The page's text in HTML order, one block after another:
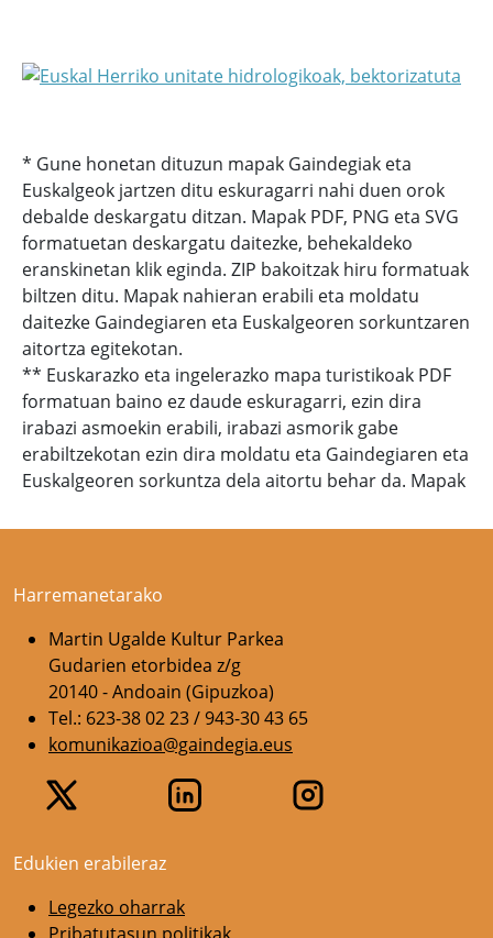
* Gune honetan dituzun mapak Gaindegiak eta
Euskalgeok jartzen ditu eskuragarri nahi duen orok
debalde deskargatu ditzan. Mapak PDF, PNG eta SVG
formatuetan deskargatu daitezke, behekaldeko
eranskinetan klik eginda. ZIP bakoitzak hiru formatuak
biltzen ditu. Mapak nahieran erabili eta moldatu
daitezke Gaindegiaren eta Euskalgeoren sorkuntzaren
aitortza egitekotan.
** Euskarazko eta ingelerazko mapa turistikoak PDF
formatuan baino ez daude eskuragarri, ezin dira
irabazi asmoekin erabili, irabazi asmorik gabe
erabiltzekotan ezin dira moldatu eta Gaindegiaren eta
Euskalgeoren sorkuntza dela aitortu behar da. Mapak
Harremanetarako
Martin Ugalde Kultur Parkea
Gudarien etorbidea z/g
20140 - Andoain (Gipuzkoa)
Tel.: 623-38 02 23 / 943-30 43 65
komunikazioa@gaindegia.eus
Edukien erabileraz
Legezko oharrak